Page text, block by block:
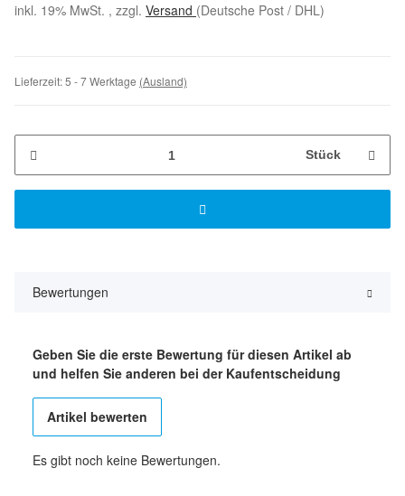
inkl. 19% MwSt. , zzgl. Versand (Deutsche Post / DHL)
Lieferzeit:5 - 7 Werktage (Ausland)
Stück
Bewertungen
Geben Sie die erste Bewertung für diesen Artikel ab
und helfen Sie anderen bei der Kaufentscheidung
Artikel bewerten
Es gibt noch keine Bewertungen.